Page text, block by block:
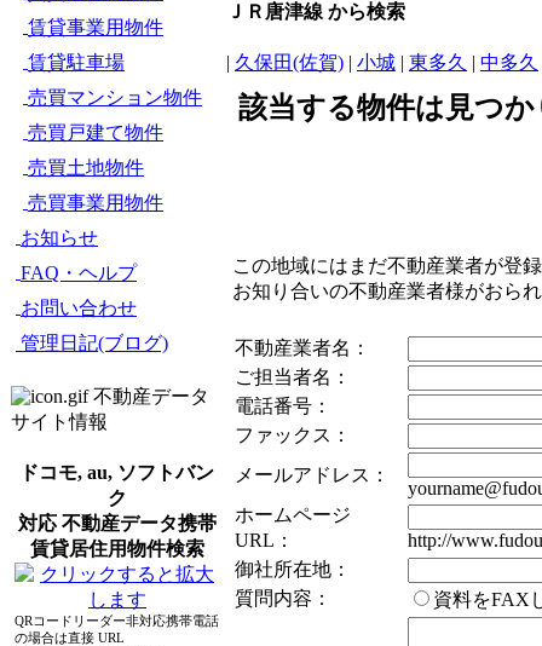
賃貸事業用物件
賃貸駐車場
売買マンション物件
売買戸建て物件
売買土地物件
売買事業用物件
お知らせ
FAQ・ヘルプ
お問い合わせ
管理日記(ブログ)
不動産データ
サイト情報
ドコモ, au, ソフトバン
ク
対応 不動産データ携帯
賃貸居住用物件検索
QRコードリーダー非対応携帯電話
の場合は直接 URL
ＪＲ唐津線 から検索
| 久保田(佐賀) | 小城 | 東多久 | 中多久
該当する物件は見つ
この地域にはまだ不動産業者が登
お知り合いの不動産業者様がおら
不動産業者名：
ご担当者名：
電話番号：
ファックス：
メールアドレス：
ホームページ
URL：
http://
御社所在地：
質問内容：
資料を